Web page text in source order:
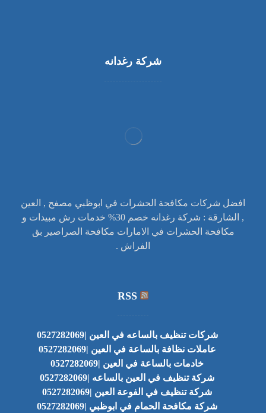
شركة رغدانه
افضل شركات مكافحة الحشرات في ابوظبي مصفح , العين
, الشارقة : شركة رغدانه خصم 30% خدمات رش مبيدات و
مكافحة الحشرات في الامارات مكافحة الصراصير بق
الفراش .
RSS
شركات تنظيف بالساعه في العين |0527282069
عاملات نظافة بالساعة في العين |0527282069
خادمات بالساعة في العين |0527282069
شركة تنظيف في العين بالساعه |0527282069
شركة تنظيف في الفوعة العين |0527282069
شركة مكافحة الحمام في ابوظبي |0527282069